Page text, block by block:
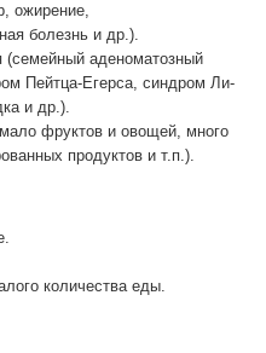
ожирение,
болезнь и др.).
(семейный аденоматозный
Пейтца-Егерса, синдром Ли-
и др.).
фруктов и овощей, много
продуктов и т.п.).
количества еды.